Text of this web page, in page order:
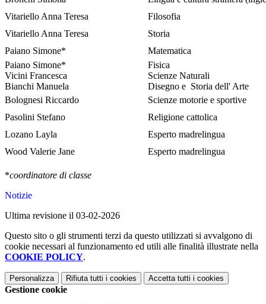
Vitariello Anna Teresa
Filosofia
Vitariello Anna Teresa
Storia
Paiano Simone*
Matematica
Paiano Simone*
Fisica
Vicini Francesca
Scienze Naturali
Bianchi Manuela
Disegno e Storia dell' Arte
Bolognesi Riccardo
Scienze motorie e sportive
Pasolini Stefano
Religione cattolica
Lozano Layla
Esperto madrelingua
Wood Valerie Jane
Esperto madrelingua
*coordinatore di classe
Notizie
Ultima revisione il 03-02-2026
Questo sito o gli strumenti terzi da questo utilizzati si avvalgono di
cookie necessari al funzionamento ed utili alle finalità illustrate nella
COOKIE POLICY.
Personalizza Rifiuta tutti i cookies Accetta tutti i cookies
Gestione cookie